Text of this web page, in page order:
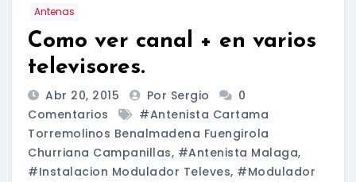
Antenas
Como ver canal + en varios
televisores.
Abr 20, 2015 Por Sergio
0
Comentarios
#antenista Cartama
Torremolinos Benalmadena Fuengirola
Churriana Campanillas, #antenista Malaga,
#instalacion Modulador Televes, #modulador